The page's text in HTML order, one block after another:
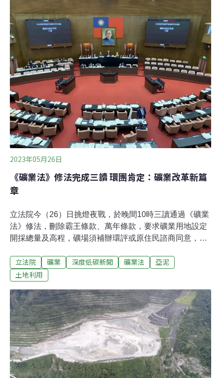
見。」巴特森格說。科學家警告稱，蒙古可能已經跨過氣
候臨界點，這一地區的乾暖程度260年來前所未有，氣候
變得越來越乾的狀況可能已經不可逆轉。失去水分的土壤
為沙塵暴的形成提供了源源不斷的原料。作為東亞重要的
沙源地，蒙古環境惡化帶來的影響已經外溢到與之相鄰的
中國。在距離巴特森格家850公里外的北京，今年多次光
臨這裡的沙塵暴頻頻洗板各大社群媒體。在北京之外，一
場接著一場席捲中國北方乃至江南的沙塵暴，讓人們無法
再忽視鄰國日益惡化的環境。
2023年05月26日
《礦業法》修法完成三讀 環團肯定：礦業改革新篇
章
立法院今（26）日挑燈夜戰，於晚間10時三讀通過《礦業
法》修法，刪除霸王條款、萬年條款，要求礦業用地設定
開採總量及高程，礦場須補辦環評或原住民諮商同意，為
基金會肯定修法，期待台灣礦業走向新篇章，後續將繼續
追蹤子法，以及補辦環評、諮商同意的執行狀況。礦業用
《礦業法》修正草案，耗時六年終於完成修法。這次修正
草案是行政院2022年2月提出，立法院經濟委員會於2022
年12月完成逐條審查，今年4月的朝野黨團協商繼續處理
爭議條文，直到前天（5月24日）立法院長游錫堃召集協
商會議，才取得共識通過全數條文，搶在本會期最後倒數
的院會排入審查，免經表決順利通過。原先草案中最大的
爭議，礦業權展限相關規範不夠完善，如礦權展限准駁期
立法院 礦業 深度低碳新聞 礦業法
亞泥
土地利用